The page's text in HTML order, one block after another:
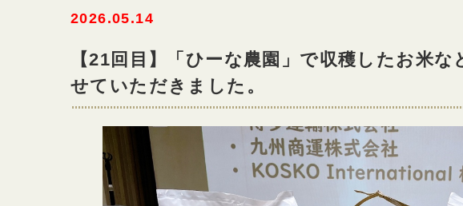
2026.05.14
【21回目】「ひーな農園」で収穫したお米
せていただきました。